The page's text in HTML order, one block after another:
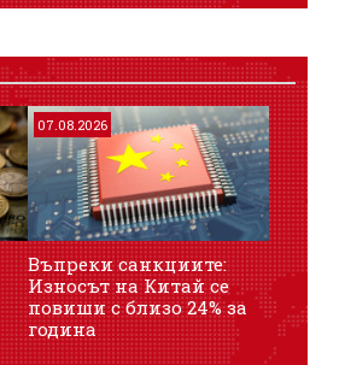
07.08.2026
Въпреки санкциите:
Износът на Китай се
повиши с близо 24% за
година